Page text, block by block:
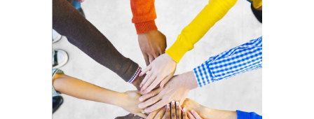
18 septembre 2023
FEUILLETER